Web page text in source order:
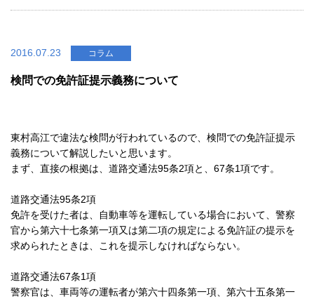
2016.07.23 コラム
検問での免許証提示義務について
東村高江で違法な検問が行われているので、検問での免許証提示
義務について解説したいと思います。
まず、直接の根拠は、道路交通法95条2項と、67条1項です。
道路交通法95条2項
免許を受けた者は、自動車等を運転している場合において、警察
官から第六十七条第一項又は第二項の規定による免許証の提示を
求められたときは、これを提示しなければならない。
道路交通法67条1項
警察官は、車両等の運転者が第六十四条第一項、第六十五条第一